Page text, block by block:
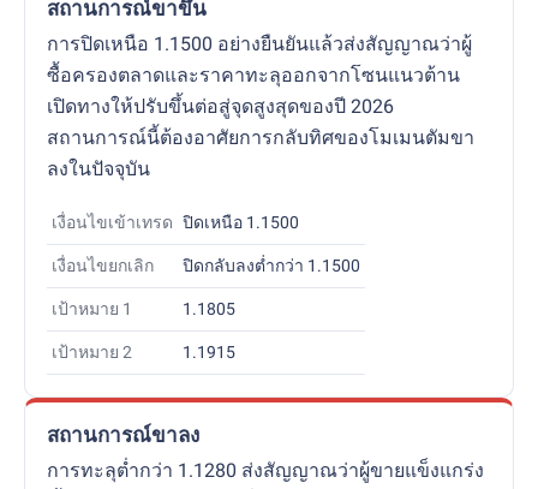
สถานการณ์ขาขึ้น
การปิดเหนือ 1.1500 อย่างยืนยันแล้วส่งสัญญาณว่าผู้
ซื้อครองตลาดและราคาทะลุออกจากโซนแนวต้าน
เปิดทางให้ปรับขึ้นต่อสู่จุดสูงสุดของปี 2026
สถานการณ์นี้ต้องอาศัยการกลับทิศของโมเมนตัมขา
ลงในปัจจุบัน
เงื่อนไขเข้าเทรด ปิดเหนือ 1.1500
เงื่อนไขยกเลิก ปิดกลับลงต่ำกว่า 1.1500
เป้าหมาย 1 1.1805
เป้าหมาย 2 1.1915
สถานการณ์ขาลง
การทะลุต่ำกว่า 1.1280 ส่งสัญญาณว่าผู้ขายแข็งแกร่ง